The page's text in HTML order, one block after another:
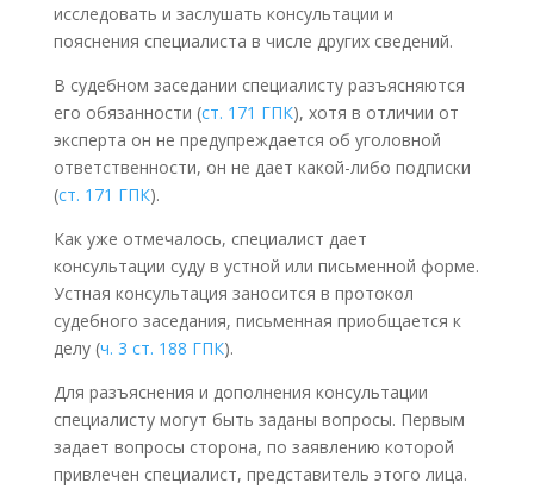
исследовать и заслушать консультации и
пояснения специалиста в числе других сведений.
В судебном заседании специалисту разъясняются
его обязанности (ст. 171 ГПК), хотя в отличии от
эксперта он не предупреждается об уголовной
ответственности, он не дает какой-либо подписки
(ст. 171 ГПК).
Как уже отмечалось, специалист дает
консультации суду в устной или письменной форме.
Устная консультация заносится в протокол
судебного заседания, письменная приобщается к
делу (ч. 3 ст. 188 ГПК).
Для разъяснения и дополнения консультации
специалисту могут быть заданы вопросы. Первым
задает вопросы сторона, по заявлению которой
привлечен специалист, представитель этого лица.